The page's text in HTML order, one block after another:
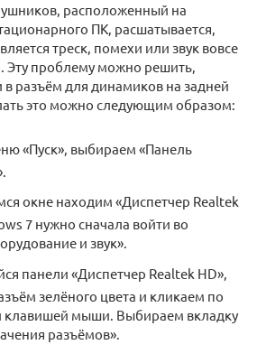
расположенный на
ПК, расшатывается,
треск, помехи или звук вовсе
Эту проблему можно решить,
в разъём для динамиков на задней
это можно следующим образом:
«Пуск», выбираем «Панель
окне находим «Диспетчер Realtek
7 нужно сначала войти во
и звук».
панели «Диспетчер Realtek HD»,
зелёного цвета и кликаем по
клавишей мыши. Выбираем вкладку
разъёмов».